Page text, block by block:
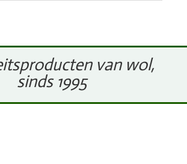
van wol,
sinds 1995